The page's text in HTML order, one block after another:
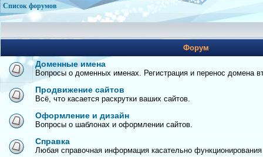
Список форумов
Форум
Доменные имена
Вопросы о доменных именах. Регистрация и перенос домена
Продвижение сайтов
Всё, что касается раскрутки ваших сайтов.
Оформление и дизайн
Вопросы о шаблонах и оформлении сайтов.
Справка
Любая справочная информация касательно